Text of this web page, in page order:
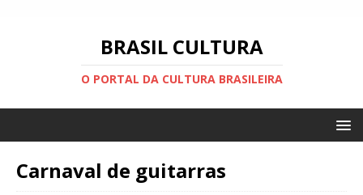
BRASIL CULTURA
O PORTAL DA CULTURA BRASILEIRA
Carnaval de guitarras